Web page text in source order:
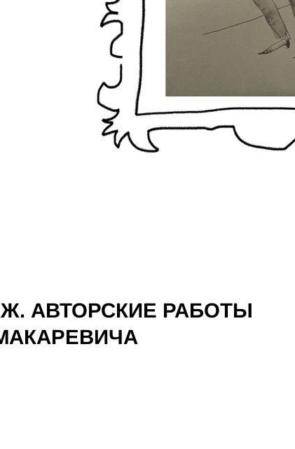
АВТОРСКИЕ РАБОТЫ